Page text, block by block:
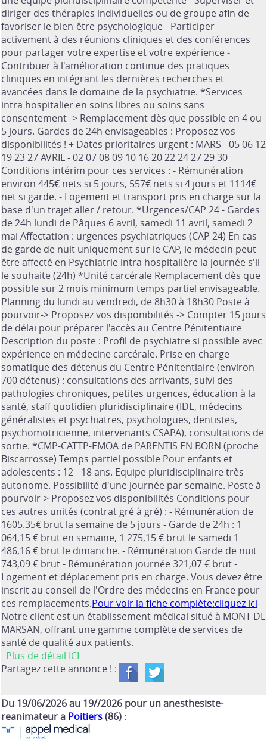
diriger des thérapies individuelles ou de groupe afin de
favoriser le bien-être psychologique - Participer
activement à des réunions cliniques et des conférences
pour partager votre expertise et votre expérience -
Contribuer à l'amélioration continue des pratiques
cliniques en intégrant les dernières recherches et
avancées dans le domaine de la psychiatrie. *Services
intra hospitalier en soins libres ou soins sans
consentement -> Remplacement dès que possible en 4 ou
5 jours. Gardes de 24h envisageables : Proposez vos
disponibilités ! + Dates prioritaires urgent : MARS - 05 06 12
19 23 27 AVRIL - 02 07 08 09 10 16 20 22 24 27 29 30
Conditions intérim pour ces services : - Rémunération
environ 445€ nets si 5 jours, 557€ nets si 4 jours et 1114€
net si garde. - Logement et transport pris en charge sur la
base d'un trajet aller / retour. *Urgences/CAP 24 - Gardes
de 24h lundi de Pâques 6 avril, samedi 11 avril, samedi 2
mai Affectation : urgences psychiatriques (CAP 24) En cas
de garde de nuit uniquement sur le CAP, le médecin peut
être affecté en Psychiatrie intra hospitalière la journée s'il
le souhaite (24h) *Unité carcérale Remplacement dès que
possible sur 2 mois minimum temps partiel envisageable.
Planning du lundi au vendredi, de 8h30 à 18h30 Poste à
pourvoir-> Proposez vos disponibilités -> Compter 15 jours
de délai pour préparer l'accès au Centre Pénitentiaire
Description du poste : Profil de psychiatre si possible avec
expérience en médecine carcérale. Prise en charge
somatique des détenus du Centre Pénitentiaire (environ
700 détenus) : consultations des arrivants, suivi des
pathologies chroniques, petites urgences, éducation à la
santé, staff quotidien pluridisciplinaire (IDE, médecins
généralistes et psychiatres, psychologues, dentistes,
psychomotricienne, intervenants CSAPA), consultations de
sortie. *CMP-CATTP-EMOA de PARENTIS EN BORN (proche
Biscarrosse) Temps partiel possible Pour enfants et
adolescents : 12 - 18 ans. Equipe pluridisciplinaire très
autonome. Possibilité d'une journée par semaine. Poste à
pourvoir-> Proposez vos disponibilités Conditions pour
ces autres unités (contrat gré à gré) : - Rémunération de
1605.35€ brut la semaine de 5 jours - Garde de 24h : 1
064,15 € brut en semaine, 1 275,15 € brut le samedi 1
486,16 € brut le dimanche. - Rémunération Garde de nuit
743,09 € brut - Rémunération journée 321,07 € brut -
Logement et déplacement pris en charge. Vous devez être
inscrit au conseil de l'Ordre des médecins en France pour
ces remplacements.Pour voir la fiche complète:cliquez ici
Notre client est un établissement médical situé à MONT DE
MARSAN, offrant une gamme complète de services de
santé de qualité aux patients.
Plus de détail ICI
Partagez cette annonce ! :
Du 19/06/2026 au 19//2026 pour un anesthesiste-
reanimateur a Poitiers(86) :